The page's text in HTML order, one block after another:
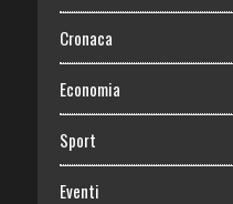
Cronaca
Economia
Sport
Eventi